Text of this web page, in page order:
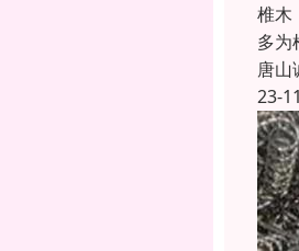
椎木
多为
唐山
23-